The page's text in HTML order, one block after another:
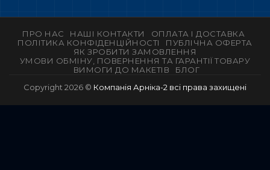
ПРО НАС НАШІ КОНТАКТИ
ОПЛАТА І ДОСТАВКА
ПОЛІТИКА КОНФІДЕНЦІЙНОСТІ
ПУБЛІЧНА ОФЕРТА
ЯК ЗРОБИТИ ЗАМОВЛЕННЯ
УМОВИ ОБМІНУ, ПОВЕРНЕННЯ ТА ГАРАНТІЇ ТОВАРУ
ВИМОГИ ДО МАКЕТІВ
БЛОГ
Copyright 2026 © Компанія Арніка-2 всі права захищені